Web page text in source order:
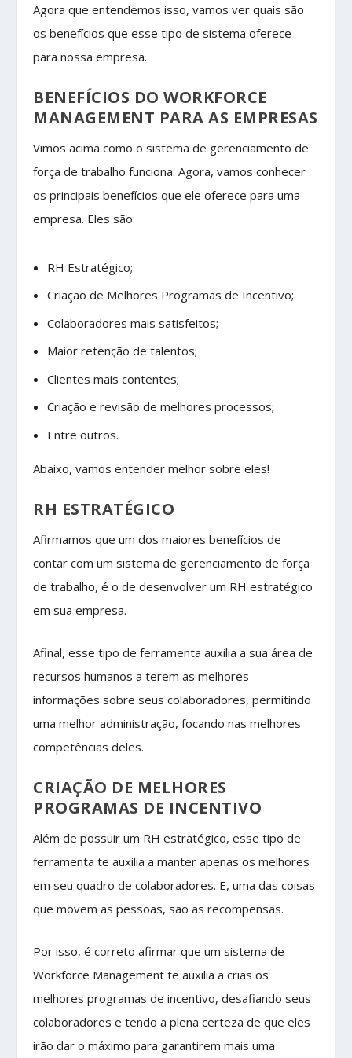
Agora que entendemos isso, vamos ver quais são
os benefícios que esse tipo de sistema oferece
para nossa empresa.
BENEFÍCIOS DO WORKFORCE
MANAGEMENT PARA AS EMPRESAS
Vimos acima como o sistema de gerenciamento de
força de trabalho funciona. Agora, vamos conhecer
os principais benefícios que ele oferece para uma
empresa. Eles são:
RH Estratégico;
Criação de Melhores Programas de Incentivo;
Colaboradores mais satisfeitos;
Maior retenção de talentos;
Clientes mais contentes;
Criação e revisão de melhores processos;
Entre outros.
Abaixo, vamos entender melhor sobre eles!
RH ESTRATÉGICO
Afirmamos que um dos maiores benefícios de
contar com um sistema de gerenciamento de força
de trabalho, é o de desenvolver um RH estratégico
em sua empresa.
Afinal, esse tipo de ferramenta auxilia a sua área de
recursos humanos a terem as melhores
informações sobre seus colaboradores, permitindo
uma melhor administração, focando nas melhores
competências deles.
CRIAÇÃO DE MELHORES
PROGRAMAS DE INCENTIVO
Além de possuir um RH estratégico, esse tipo de
ferramenta te auxilia a manter apenas os melhores
em seu quadro de colaboradores. E, uma das coisas
que movem as pessoas, são as recompensas.
Por isso, é correto afirmar que um sistema de
Workforce Management te auxilia a crias os
melhores programas de incentivo, desafiando seus
colaboradores e tendo a plena certeza de que eles
irão dar o máximo para garantirem mais uma